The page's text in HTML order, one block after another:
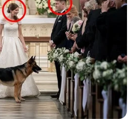
pillanata az
felcsendült a
Isten éltessen,